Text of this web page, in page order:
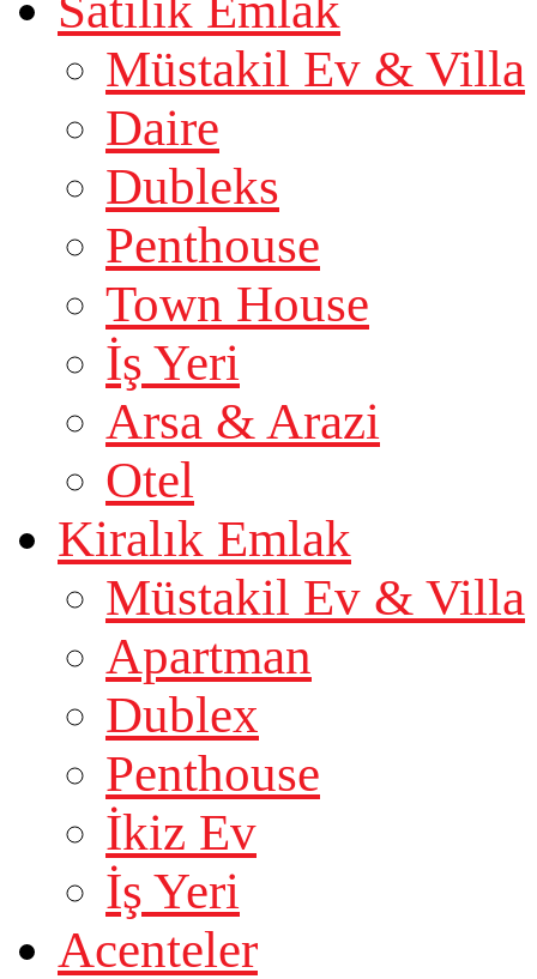
Müstakil Ev & Villa
Daire
Dubleks
Penthouse
Town House
İş Yeri
Arsa & Arazi
Otel
Kiralık Emlak
Müstakil Ev & Villa
Apartman
Dublex
Penthouse
İkiz Ev
İş Yeri
Acenteler